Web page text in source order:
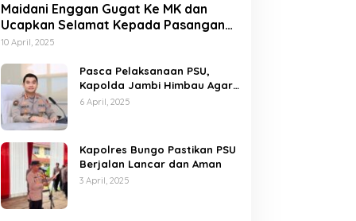
Maidani Enggan Gugat Ke MK dan
Ucapkan Selamat Kepada Pasangan
Dedy-Dayat
10 April, 2025
Pasca Pelaksanaan PSU,
Kapolda Jambi Himbau Agar
Semua Pihak Jaga Situasi
6 April, 2025
Kapolres Bungo Pastikan PSU
Berjalan Lancar dan Aman
3 April, 2025